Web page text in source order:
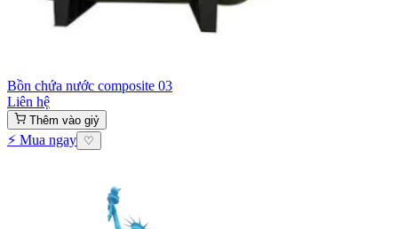
Bồn chứa nước composite 03
Liên hệ
Thêm vào giỷ
⚡ Mua ngay ♡